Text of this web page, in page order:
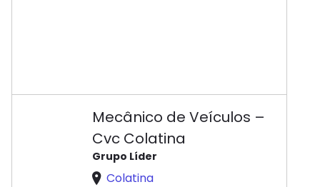
Mecânico de Veículos –
Cvc Colatina
Grupo Líder
Colatina